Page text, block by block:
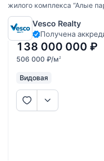
жилого комплекса “Алые
спальни, каждая со своим
живописные виды на
приватный корпус, 2
Vesco Realty
Получена
138 000 000 ₽
506 000 ₽/м2
Видовая